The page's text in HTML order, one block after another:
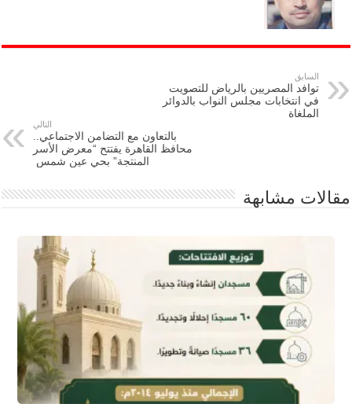
السابق
توافد المصريين بالرياض للتصويت
في انتخابات مجلس النواب بالدوائر
الملغاة
التالي
بالتعاون مع التضامن الاجتماعي..
محافظ القاهرة يفتتح “معرض الأسر
المنتجة” بحي عين شمس
مقالات مشابهة